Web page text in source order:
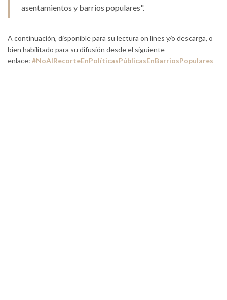
asentamientos y barrios populares".
A continuacíón, disponible para su lectura on lines y/o descarga, o
bien habilitado para su difusión desde el siguiente
enlace: #NoAlRecorteEnPolíticasPúblicasEnBarriosPopulares